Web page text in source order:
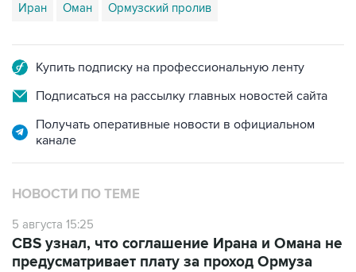
Иран Оман Ормузский пролив
Купить подписку на профессиональную ленту
Подписаться на рассылку главных новостей сайта
Получать оперативные новости в официальном
канале
НОВОСТИ ПО ТЕМЕ
5 августа 15:25
CBS узнал, что соглашение Ирана и Омана не
предусматривает плату за проход Ормуза